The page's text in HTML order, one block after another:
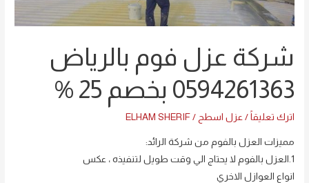
شركة عزل فوم بالرياض
0594261363 بخصم 25 %
اترك تعليقاً /عزل اسطح /
ELHAM SHERIF
مميزات العزل بالفوم من شركة الرائد:
1.العزل بالفوم لا يحتاج الي وقت طويل لتنفيذه ، عكس
انواع العوازل الاخري
0594261363
بخصم
%